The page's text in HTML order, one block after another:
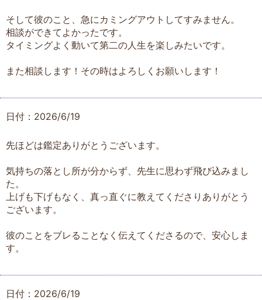
そして彼のこと、急にカミングアウトしてすみません。
相談ができてよかったです。
タイミングよく動いて第二の人生を楽しみたいです。
また相談します！その時はよろしくお願いします！
日付：2026/6/19
先ほどは鑑定ありがとうございます。
気持ちの落とし所が分からず、先生に思わず飛び込みまし
た。
上げも下げもなく、真っ直ぐに教えてくださりありがとう
ございます。
彼のことをブレることなく伝えてくださるので、安心しま
す。
日付：2026/6/19